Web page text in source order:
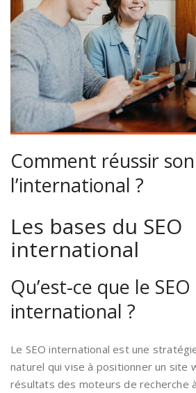
Comment réussir son
l’international ?
Les bases du SEO
international
Qu’est-ce que le SEO
international ?
Le SEO international est une
naturel qui vise à positionner un site
résultats des moteurs de recherche